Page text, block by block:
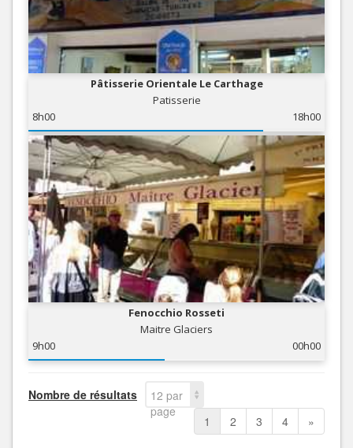
Pâtisserie Orientale Le Carthage
Patisserie
8h00
18h00
Fenocchio Rosseti
Maitre Glaciers
9h00
00h00
Nombre de résultats
12 par
page
1 2 3 4 »